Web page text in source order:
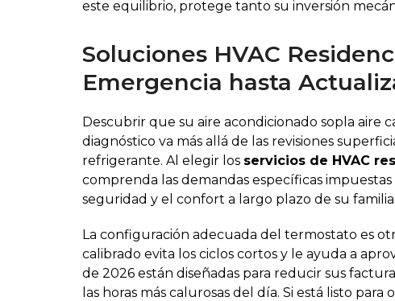
este equilibrio, protege tanto su inversión
Soluciones HVAC
Emergencia hasta
Descubrir que su aire acondicionado sopla aire
diagnóstico va más allá de las revisiones
refrigerante. Al elegir los servicios de HVAC
comprenda las demandas específicas
seguridad y el confort a largo plazo de su
La configuración adecuada del termostato es
calibrado evita los ciclos cortos y le ayuda a
de 2026 están diseñadas para reducir sus
las horas más calurosas del día. Si está listo